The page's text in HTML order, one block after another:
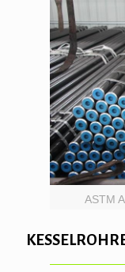
ASTM